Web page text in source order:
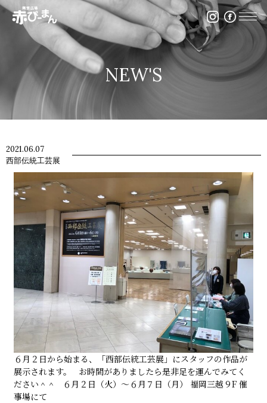
イベント・出張陶芸・体験陶芸は福岡市の陶芸教室赤
NEW'S
2021.06.07
西部伝統工芸展
６月２日から始まる、「西部伝統工芸展」にスタッフの作品が
展示されます。 お時間がありましたら是非足を運んでみてく
ださい＾＾ ６月２日（火）～６月７日（月） 福岡三越９F 催
事場にて